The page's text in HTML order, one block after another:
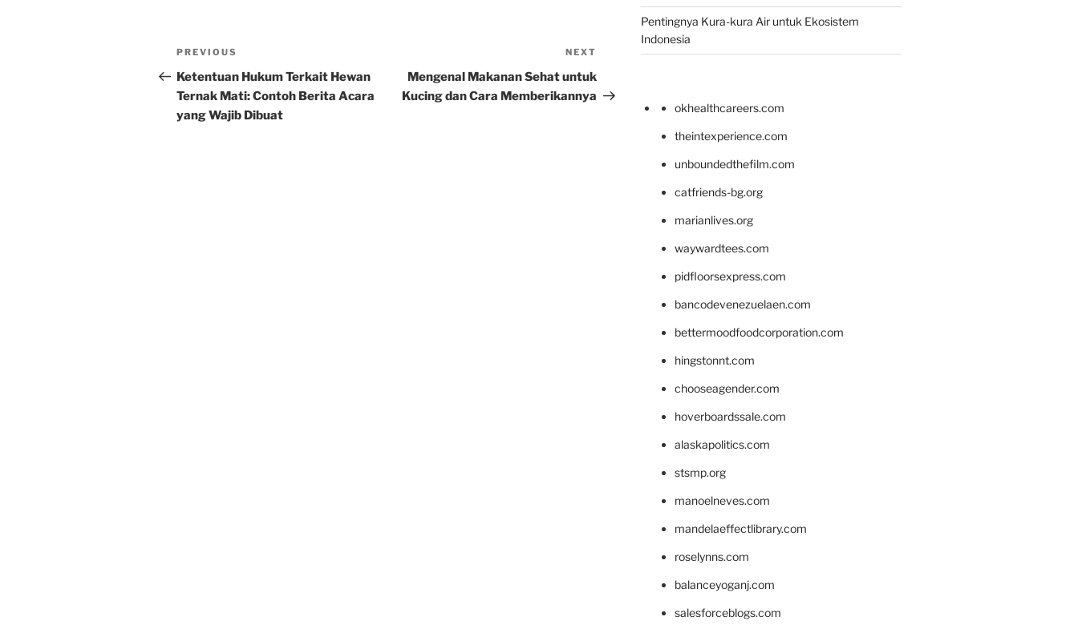
Post
navigation
Previous
Post
PREVIOUS
Ketentuan Hukum Terkait Hewan
Ternak Mati: Contoh Berita Acara
yang Wajib Dibuat
Post
NEXT
Mengenal Makanan Sehat untuk
Kucing dan Cara Memberikannya
Pentingnya Kura-kura Air untuk Ekosistem
Indonesia
okhealthcareers.com
theintexperience.com
unboundedthefilm.com
catfriends-bg.org
marianlives.org
waywardtees.com
pidfloorsexpress.com
bancodevenezuelaen.com
bettermoodfoodcorporation.com
hingstonnt.com
chooseagender.com
hoverboardssale.com
alaskapolitics.com
stsmp.org
manoelneves.com
mandelaeffectlibrary.com
roselynns.com
balanceyoganj.com
salesforceblogs.com